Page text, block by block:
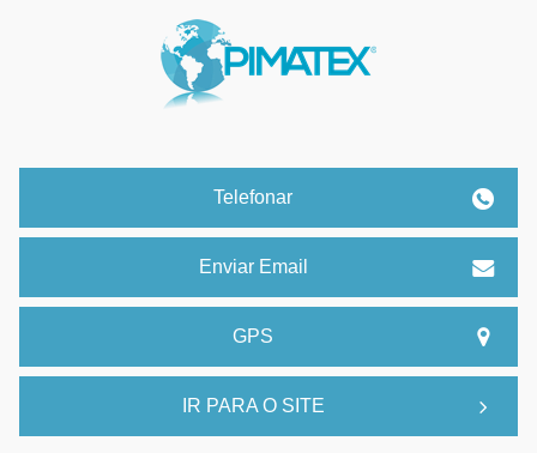
Telefonar
Enviar Email
GPS
IR PARA O SITE